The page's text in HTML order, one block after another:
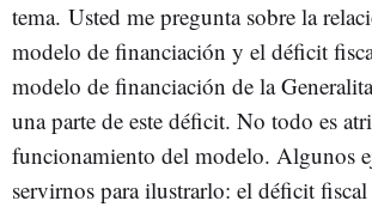
tema. Usted me pregunta sobre la
modelo de financiación y el déficit
modelo de financiación de la
una parte de este déficit. No todo es
funcionamiento del modelo. Algunos
servirnos para ilustrarlo: el déficit